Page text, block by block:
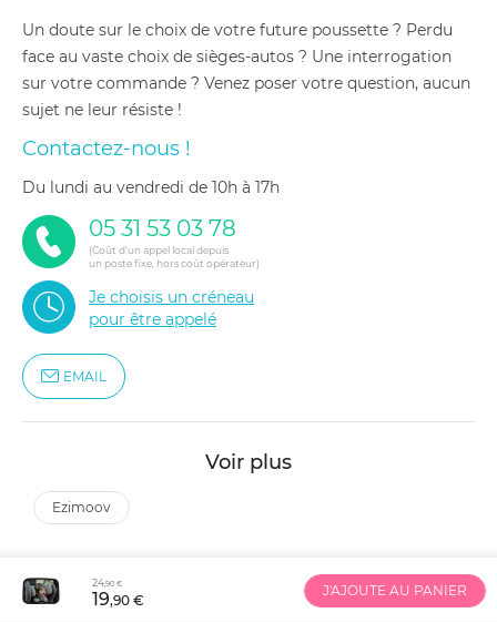
Un doute sur le choix de votre future poussette ? Perdu
face au vaste choix de sièges-autos ? Une interrogation
sur votre commande ? Venez poser votre question, aucun
sujet ne leur résiste !
Contactez-nous !
du lundi au vendredi de 10h à 17h
05 31 53 03 78
(Coût d'un appel local depuis
un poste fixe, hors coût opérateur)
Je choisis un créneau
pour être appelé
EMAIL
Voir plus
ezimoov
24,90 €
19,90 €
J'AJOUTE AU PANIER